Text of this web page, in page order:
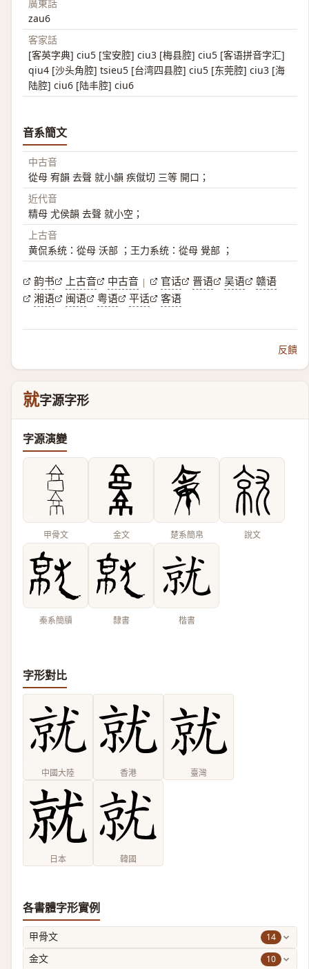
廣東話
zau6
客家話
[客英字典] ciu5 [宝安腔] ciu3 [梅县腔] ciu5 [客语拼音字汇]
qiu4 [沙头角腔] tsieu5 [台湾四县腔] ciu5 [东莞腔] ciu3 [海
陆腔] ciu6 [陆丰腔] ciu6
音系簡文
中古音
從母 宥韻 去聲 就小韻 疾僦切 三等 開口；
近代音
精母 尤侯韻 去聲 就小空；
上古音
黄侃系统：從母 沃部 ；王力系统：從母 覺部 ；
韵书 上古音 中古音 | 官话 晋语 吴语
赣语
湘语
闽语 粤语 平话 客语
反饋
就字源字形
字源演變
甲骨文 金文 楚系簡帛 說文
秦系簡牘 隸書 楷書
字形對比
中國大陸 香港 臺灣
日本 韓國
各書體字形實例
甲骨文 14
金文 10